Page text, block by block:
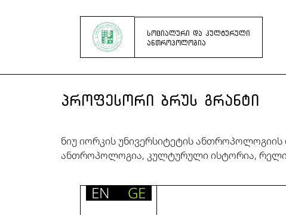
ᲡᲝᲪᲘᲐᲚᲣᲠᲘ ᲓᲐ ᲙᲣᲚᲢᲣᲠᲣᲚᲘ
ᲐᲜᲗᲠᲝᲞᲝᲚᲝᲒᲘᲐ
ᲞᲠᲝᲤᲔᲡᲝᲠᲘ ᲑᲠᲣᲡ ᲒᲠᲐᲜᲢᲘ
ნიუ იორკის უნივერსიტეტის
ანთროპოლოგია, კულტურული ისტორია,
EN GE